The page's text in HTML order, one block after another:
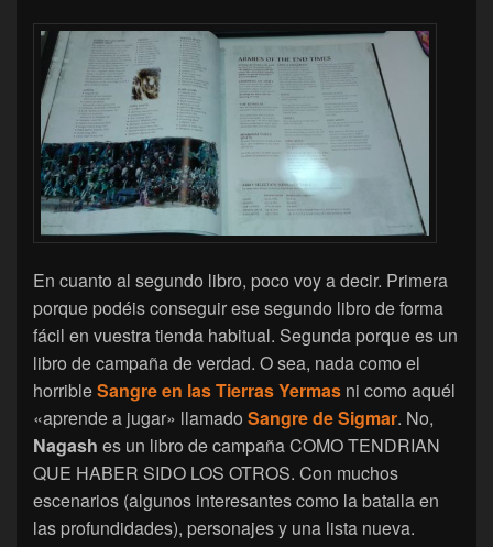
En cuanto al segundo libro, poco voy a decir. Primera
porque podéis conseguir ese segundo libro de forma
fácil en vuestra tienda habitual. Segunda porque es un
libro de campaña de verdad. O sea, nada como el
horribleSangre en las Tierras Yermas ni como aquél
«aprende a jugar» llamado Sangre de Sigmar. No,
Nagash es un libro de campaña COMO TENDRIAN
QUE HABER SIDO LOS OTROS. Con muchos
escenarios (algunos interesantes como la batalla en
las profundidades), personajes y una lista nueva.